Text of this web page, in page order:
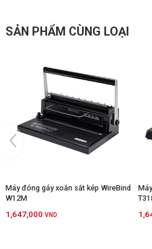
-
Xuất xứ: Trung Quốc
SẢN PHẨM CÙNG LOẠI
Máy đóng gáy xoắn sắt kép WireBind
W12M
1,647,000 VND